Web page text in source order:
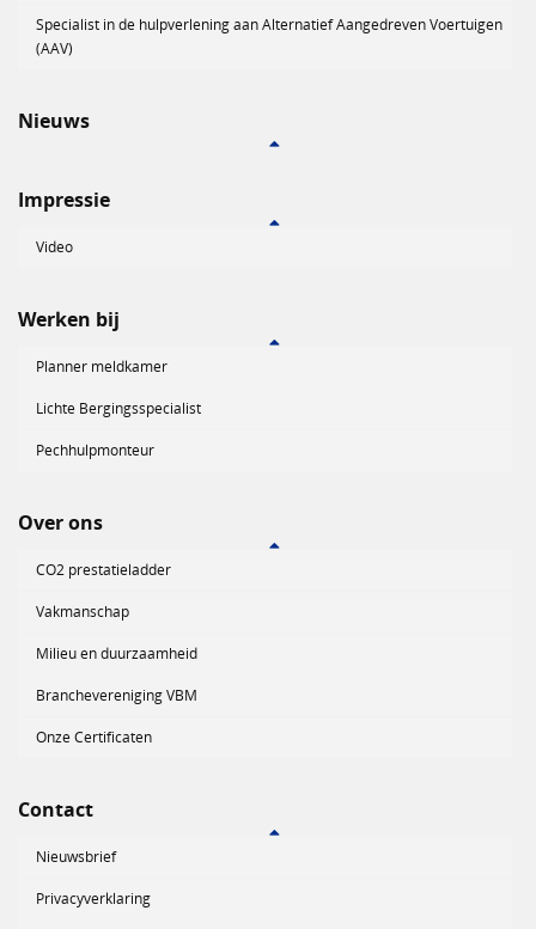
Specialist in de hulpverlening aan Alternatief Aangedreven Voertuigen
(AAV)
Nieuws
Impressie
Video
Werken bij
Planner meldkamer
Lichte Bergingsspecialist
Pechhulpmonteur
Over ons
CO2 prestatieladder
Vakmanschap
Milieu en duurzaamheid
Branchevereniging VBM
Onze Certificaten
Contact
Nieuwsbrief
Privacyverklaring